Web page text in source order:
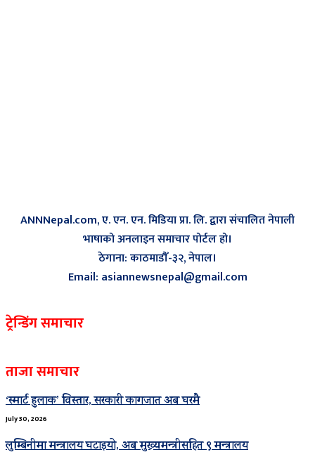
ANNNepal.com, ए. एन. एन. मिडिया प्रा. लि. द्वारा संचालित नेपाली
भाषाको अनलाइन समाचार पोर्टल हो।
ठेगाना: काठमाडौँ-३२, नेपाल।
Email: asiannewsnepal@gmail.com
ट्रेन्डिंग समाचार
ताजा समाचार
‘स्मार्ट हुलाक’ विस्तार, सरकारी कागजात अब घरमै
July 30, 2026
लुम्बिनीमा मन्त्रालय घटाइयो, अब मुख्यमन्त्रीसहित ९ मन्त्रालय